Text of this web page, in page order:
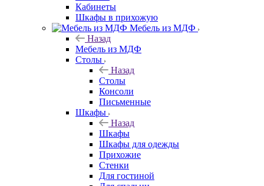
Кабинеты
Шкафы в прихожую
Мебель из МДФ
Назад
Мебель из МДФ
Столы
Назад
Столы
Консоли
Письменные
Шкафы
Назад
Шкафы
Шкафы для одежды
Прихожие
Стенки
Для гостиной